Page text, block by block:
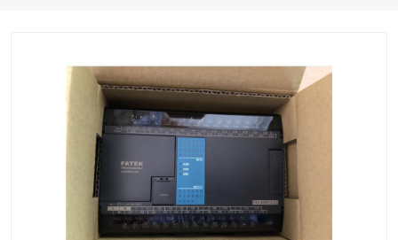
其他
安士能开关
普洛菲斯触摸屏
魏德米勒继电器 施迈赛限位开关